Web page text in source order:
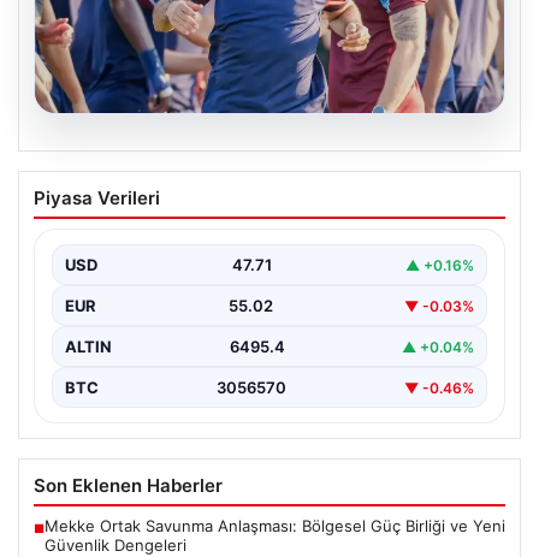
06.08.2026
Mohamed Salah, Trabzonspor’la ilk
resmi idmanına çıktı
Trabzonspor, kadrosuna kattığı Mohamed Salah ile ilk
antrenmanını gerçekleştirmenin…
Piyasa Verileri
USD 47.71 ▲ +0.16%
EUR 55.02 ▼ -0.03%
ALTIN 6495.4 ▲ +0.04%
BTC 3056570 ▼ -0.46%
Son Eklenen Haberler
■Mekke Ortak Savunma Anlaşması: Bölgesel Güç Birliği ve Yeni
Güvenlik Dengeleri